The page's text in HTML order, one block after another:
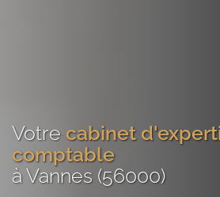
Votre cabinet
comptable
à Vannes (56000)